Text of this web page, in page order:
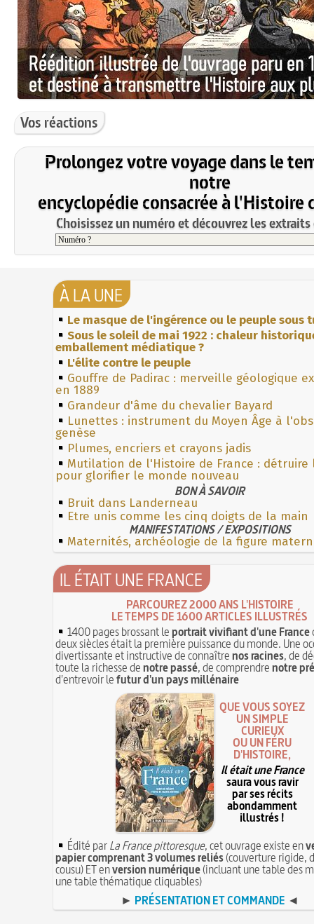
Vos réactions
Prolongez votre voyage dans le
notre
encyclopédie consacrée à l'Histoire
Choisissez un numéro et découvrez les
À LA UNE
Le masque de l'ingérence ou le peuple sous
Sous le soleil de mai 1922 : chaleur
emballement médiatique ?
L'élite contre le peuple
Gouffre de Padirac : merveille géologique
en 1889
Grandeur d'âme du chevalier Bayard
Lunettes : instrument du Moyen Âge à
genèse
Plumes, encriers et crayons jadis
Mutilation de l'Histoire de France : détruire
pour glorifier le monde nouveau
BON À SAVOIR
Bruit dans Landerneau
Etre unis comme les cinq doigts de la main
MANIFESTATIONS / EXPOSITIONS
Maternités, archéologie de la figure
IL ÉTAIT UNE FRANCE
PARCOUREZ 2000 ANS L'HISTOIRE
LE TEMPS DE 1600 ARTICLES ILLUSTRÉS
1400 pages brossant leportrait vivifiant d'une France
deux siècles était la première puissance du monde. Une
divertissante et instructive de connaîtrenos racines, de
toute la richesse denotre passé, de comprendrenotre
d'entrevoir lefutur d'un pays millénaire
QUE VOUS SOYEZ
UN SIMPLE
CURIEUX
OU UN FÉRU
D'HISTOIRE,
Il était une France
saura vous ravir
par ses récits
abondamment
illustrés !
Édité parLa France pittoresque, cet ouvrage existe en
papier comprenant 3 volumes reliés(couverture rigide,
cousu) ET enversion numérique(incluant une table des
une table thématique cliquables)
► PRÉSENTATION ET COMMANDE ◄